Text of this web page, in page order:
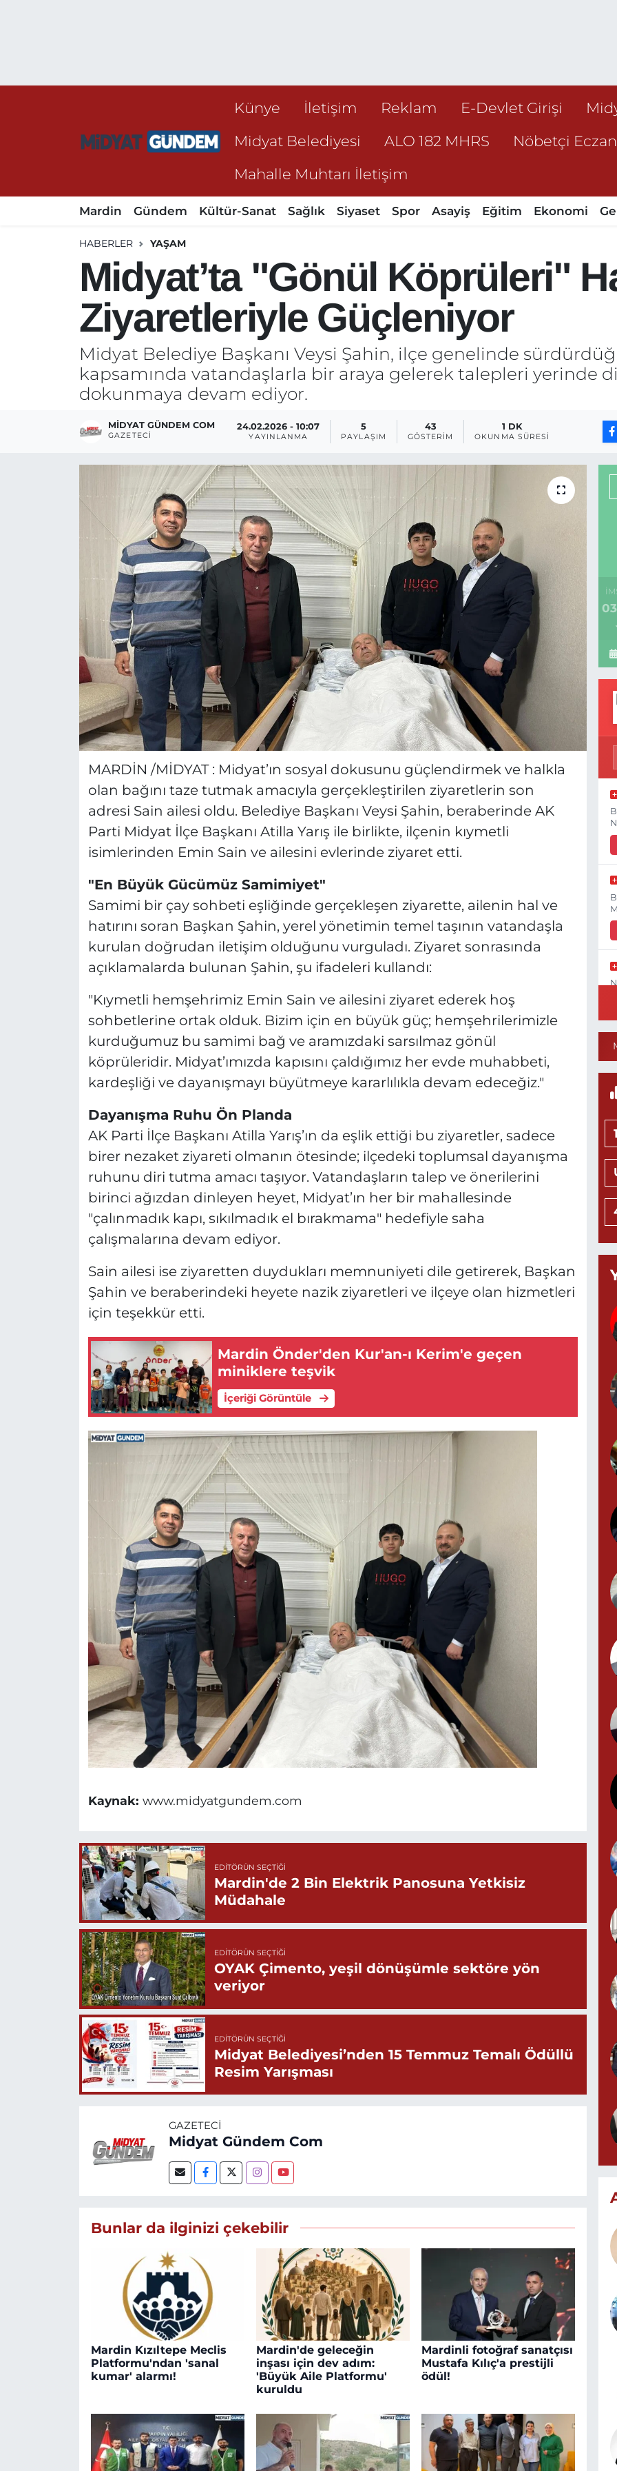
Künye İletişim Reklam E-Devlet Girişi
Midyat Belediyesi
ALO 182 MHRS Nöbetçi
Mahalle Muhtarı İletişim
Mardin Gündem Kültür-Sanat Sağlık Siyaset Spor Asayiş Eğitim Ekonomi
HABERLER YAŞAM
Midyat’ta "Gönül Köprüleri"
Ziyaretleriyle Güçleniyor
Midyat Belediye Başkanı Veysi Şahin, ilçe genelinde
kapsamında vatandaşlarla bir araya gelerek talepleri yerinde
dokunmaya devam ediyor.
MIDYAT GÜNDEM COM
GAZETECI
24.02.2026 - 10:07
YAYINLANMA
5
PAYLAŞIM
43
GÖSTERIM
1 DK
OKUNMA SÜRESI
MARDİN /MİDYAT : Midyat’ın sosyal dokusunu güçlendirmek ve halkla
olan bağını taze tutmak amacıyla gerçekleştirilen ziyaretlerin son
adresi Sain ailesi oldu. Belediye Başkanı Veysi Şahin, beraberinde AK
Parti Midyat İlçe Başkanı Atilla Yarış ile birlikte, ilçenin kıymetli
isimlerinden Emin Sain ve ailesini evlerinde ziyaret etti.
"En Büyük Gücümüz Samimiyet"
Samimi bir çay sohbeti eşliğinde gerçekleşen ziyarette, ailenin hal ve
hatırını soran Başkan Şahin, yerel yönetimin temel taşının vatandaşla
kurulan doğrudan iletişim olduğunu vurguladı. Ziyaret sonrasında
açıklamalarda bulunan Şahin, şu ifadeleri kullandı:
"Kıymetli hemşehrimiz Emin Sain ve ailesini ziyaret ederek hoş
sohbetlerine ortak olduk. Bizim için en büyük güç; hemşehrilerimizle
kurduğumuz bu samimi bağ ve aramızdaki sarsılmaz gönül
köprüleridir. Midyat’ımızda kapısını çaldığımız her evde muhabbeti,
kardeşliği ve dayanışmayı büyütmeye kararlılıkla devam edeceğiz."
Dayanışma Ruhu Ön Planda
AK Parti İlçe Başkanı Atilla Yarış’ın da eşlik ettiği bu ziyaretler, sadece
birer nezaket ziyareti olmanın ötesinde; ilçedeki toplumsal dayanışma
ruhunu diri tutma amacı taşıyor. Vatandaşların talep ve önerilerini
birinci ağızdan dinleyen heyet, Midyat’ın her bir mahallesinde
"çalınmadık kapı, sıkılmadık el bırakmama" hedefiyle saha
çalışmalarına devam ediyor.
Sain ailesi ise ziyaretten duydukları memnuniyeti dile getirerek, Başkan
Şahin ve beraberindeki heyete nazik ziyaretleri ve ilçeye olan hizmetleri
için teşekkür etti.
Mardin Önder'den Kur'an-ı Kerim'e geçen
miniklere teşvik
İçeriği Görüntüle
Kaynak: www.midyatgundem.com
EDITÖRÜN SEÇTIĞI
Mardin'de 2 Bin Elektrik Panosuna Yetkisiz
Müdahale
EDITÖRÜN SEÇTIĞI
OYAK Çimento, yeşil dönüşümle sektöre yön
veriyor
EDITÖRÜN SEÇTIĞI
Midyat Belediyesi’nden 15 Temmuz Temalı Ödüllü
Resim Yarışması
GAZETECI
Midyat Gündem Com
Bunlar da ilginizi çekebilir
Mardin Kızıltepe Meclis
Platformu'ndan 'sanal
kumar' alarmı!
Mardin'de geleceğin
inşası için dev adım:
'Büyük Aile Platformu'
kuruldu
Mardinli fotoğraf sanatçısı
Mustafa Kılıç'a prestijli
ödül!